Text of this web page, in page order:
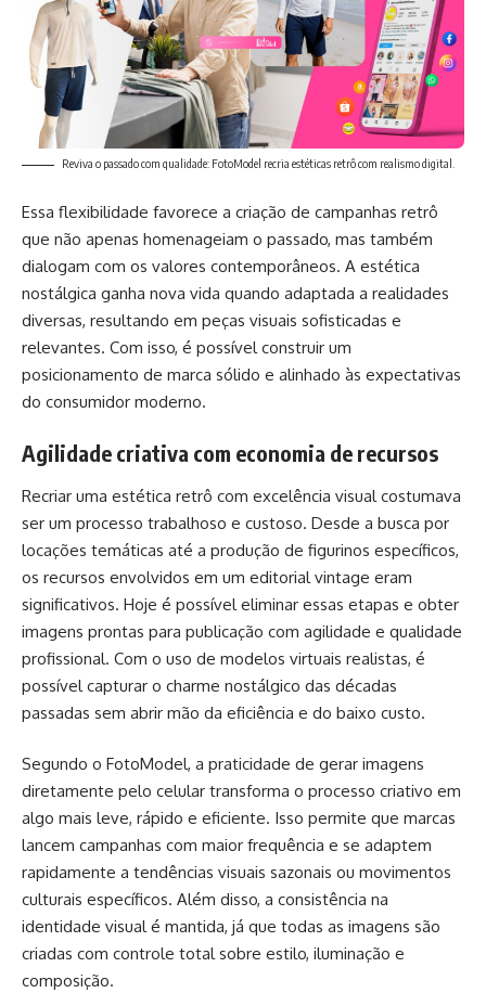
Reviva o passado com qualidade: FotoModel recria estéticas retrô com realismo digital.
Essa flexibilidade favorece a criação de campanhas retrô
que não apenas homenageiam o passado, mas também
dialogam com os valores contemporâneos. A estética
nostálgica ganha nova vida quando adaptada a realidades
diversas, resultando em peças visuais sofisticadas e
relevantes. Com isso, é possível construir um
posicionamento de marca sólido e alinhado às expectativas
do consumidor moderno.
Agilidade criativa com economia de recursos
Recriar uma estética retrô com excelência visual costumava
ser um processo trabalhoso e custoso. Desde a busca por
locações temáticas até a produção de figurinos específicos,
os recursos envolvidos em um editorial vintage eram
significativos. Hoje é possível eliminar essas etapas e obter
imagens prontas para publicação com agilidade e qualidade
profissional. Com o uso de modelos virtuais realistas, é
possível capturar o charme nostálgico das décadas
passadas sem abrir mão da eficiência e do baixo custo.
Segundo o FotoModel, a praticidade de gerar imagens
diretamente pelo celular transforma o processo criativo em
algo mais leve, rápido e eficiente. Isso permite que marcas
lancem campanhas com maior frequência e se adaptem
rapidamente a tendências visuais sazonais ou movimentos
culturais específicos. Além disso, a consistência na
identidade visual é mantida, já que todas as imagens são
criadas com controle total sobre estilo, iluminação e
composição.